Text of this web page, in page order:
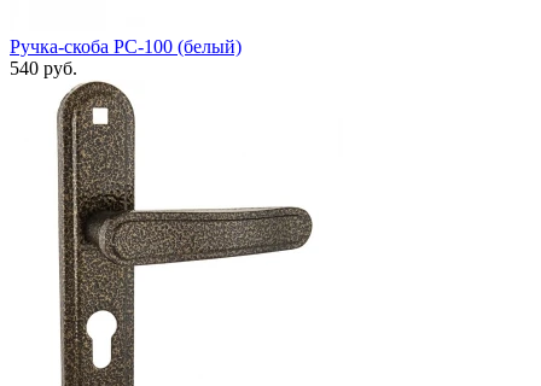
Ручка-скоба РС-100 (белый)
540 руб.